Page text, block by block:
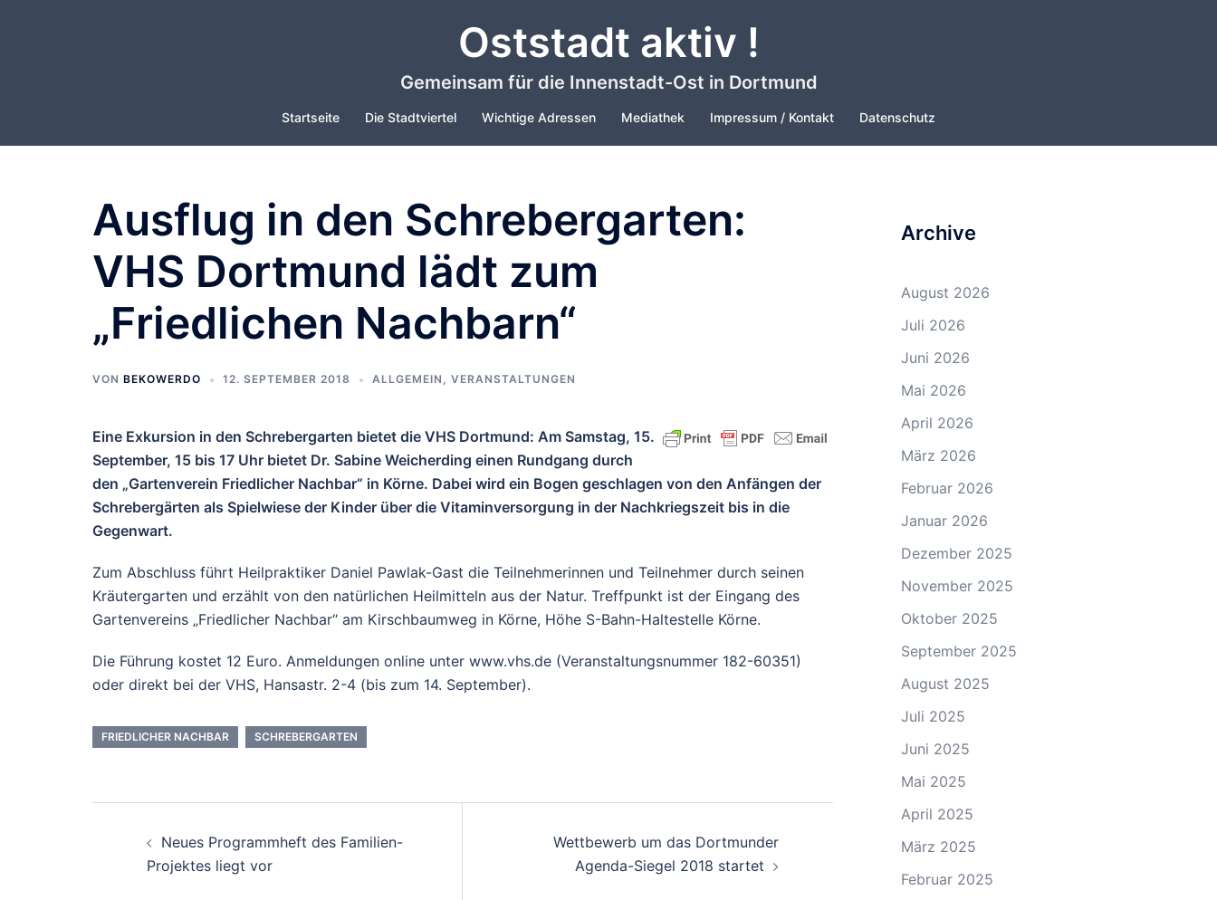
Oststadt aktiv !
Gemeinsam für die Innenstadt-Ost in Dortmund
Startseite Die Stadtviertel Wichtige Adressen Mediathek Impressum / Kontakt Datenschutz
Ausflug in den Schrebergarten:
VHS Dortmund lädt zum
„Friedlichen Nachbarn“
VON BEKOWERDO 12. SEPTEMBER 2018 ALLGEMEIN , VERANSTALTUNGEN
Eine Exkursion in den Schrebergarten bietet die VHS Dortmund: Am Samstag, 15.
September, 15 bis 17 Uhr bietet Dr. Sabine Weicherding einen Rundgang durch
den „Gartenverein Friedlicher Nachbar“ in Körne. Dabei wird ein Bogen geschlagen von den Anfängen der
Schrebergärten als Spielwiese der Kinder über die Vitaminversorgung in der Nachkriegszeit bis in die
Gegenwart.
Zum Abschluss führt Heilpraktiker Daniel Pawlak-Gast die Teilnehmerinnen und Teilnehmer durch seinen
Kräutergarten und erzählt von den natürlichen Heilmitteln aus der Natur. Treffpunkt ist der Eingang des
Gartenvereins „Friedlicher Nachbar“ am Kirschbaumweg in Körne, Höhe S-Bahn-Haltestelle Körne.
Die Führung kostet 12 Euro. Anmeldungen online unter www.vhs.de (Veranstaltungsnummer 182-60351)
oder direkt bei der VHS, Hansastr. 2-4 (bis zum 14. September).
FRIEDLICHER NACHBAR SCHREBERGARTEN
Beitrags-
Navigation
Neues Programmheft des Familien-
Projektes liegt vor
Wettbewerb um das Dortmunder
Agenda-Siegel 2018 startet
Archive
August 2026
Juli 2026
Juni 2026
Mai 2026
April 2026
März 2026
Februar 2026
Januar 2026
Dezember 2025
November 2025
Oktober 2025
September 2025
August 2025
Juli 2025
Juni 2025
Mai 2025
April 2025
März 2025
Februar 2025